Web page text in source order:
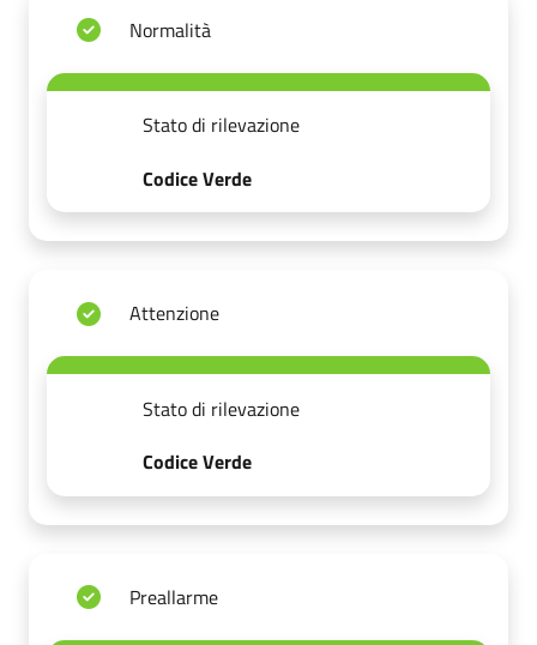
Normalità
Stato di rilevazione
Codice Verde
Attenzione
Stato di rilevazione
Codice Verde
Preallarme